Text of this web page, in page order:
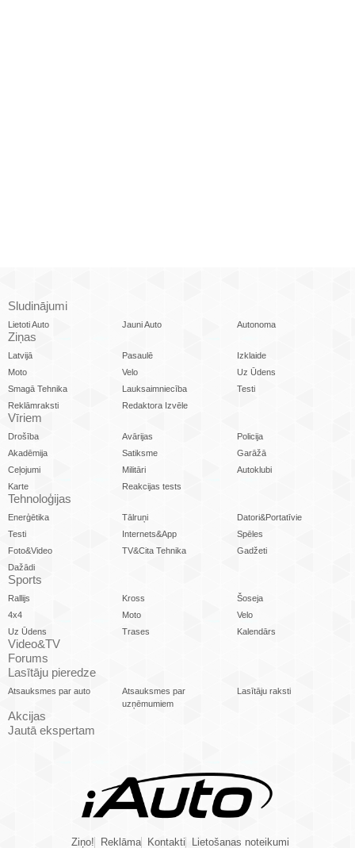
Sludinājumi
Lietoti Auto Jauni Auto Autonoma
Ziņas
Latvijā Pasaulē
Izklaide
Moto
Velo
Uz Ūdens
Smagā Tehnika
Lauksaimniecība
Testi
Reklāmraksti
Redaktora Izvēle
Vīriem
Drošība Avārijas
Policija
Akadēmija
Satiksme
Garāžā
Ceļojumi
Militāri
Autoklubi
Karte
Reakcijas tests
Tehnoloģijas
Enerģētika Tālruņi
Datori&Portatīvie
Testi
Internets&App
Spēles
Foto&Video
TV&Cita Tehnika
Gadžeti
Dažādi
Sports
Rallijs Kross
Šoseja
4x4
Moto
Velo
Uz Ūdens
Trases Kalendārs
Video&TV
Forums
Lasītāju pieredze
Atsauksmes par auto
Atsauksmes par
uzņēmumiem
Lasītāju raksti
Akcijas
Jautā ekspertam
Ziņo! Reklāma Kontakti Lietošanas noteikumi